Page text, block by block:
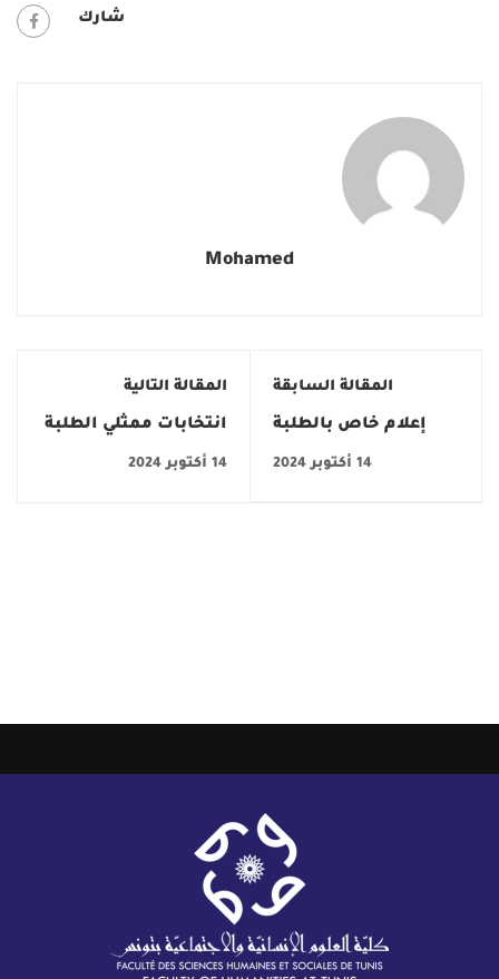
شارك
Mohamed
المقالة السابقة
إعلام خاص بالطلبة
المنقطعين الذين وقع
14 أكتوبر 2024
المقالة التالية
انتخابات ممثلي الطلبة
بالمجالس العلمية
14 أكتوبر 2024